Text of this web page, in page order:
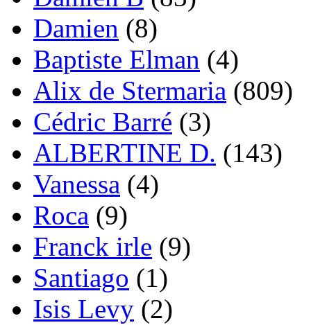
Damien (8)
Baptiste Elman (4)
Alix de Stermaria (809)
Cédric Barré (3)
ALBERTINE D. (143)
Vanessa (4)
Roca (9)
Franck irle (9)
Santiago (1)
Isis Levy (2)